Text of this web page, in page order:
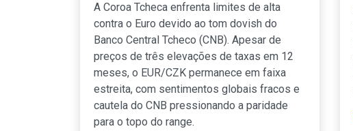
A Coroa Tcheca enfrenta limites de alta
contra o Euro devido ao tom dovish do
Banco Central Tcheco (CNB). Apesar de
preços de três elevações de taxas em 12
meses, o EUR/CZK permanece em faixa
estreita, com sentimentos globais fracos e
cautela do CNB pressionando a paridade
para o topo do range.